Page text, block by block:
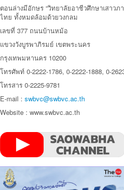
ตอนล่างมีอักษร “วิทยาลัยอาชีวศึกษาเสาวภ
ไทย ทั้งหมดล้อมด้วยวงกลม
เลขที่ 377 ถนนบ้านหม้อ
แขวงวังบูรพาภิรมย์ เขตพระนคร
กรุงเทพมหานคร 10200
โทรศัพท์ 0-2222-1786, 0-2222-1888, 0-
โทรสาร 0-2225-9781
E-mail : swbvc@swbvc.ac.th
Website : www.swbvc.ac.th